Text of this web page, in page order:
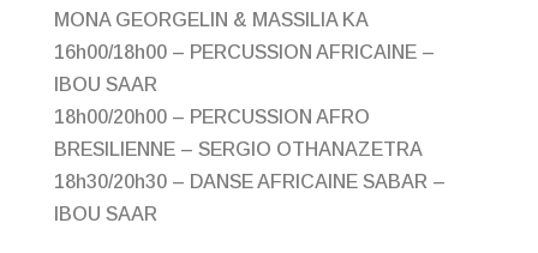
MONA GEORGELIN & MASSILIA KA
16h00/18h00 – PERCUSSION AFRICAINE –
IBOU SAAR
18h00/20h00 – PERCUSSION AFRO
BRESILIENNE – SERGIO OTHANAZETRA
18h30/20h30 – DANSE AFRICAINE SABAR –
IBOU SAAR